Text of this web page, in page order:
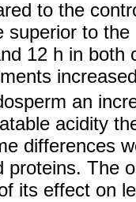
to the
superior to
12 h in both
an
acidity
differences
proteins. The
its effect on